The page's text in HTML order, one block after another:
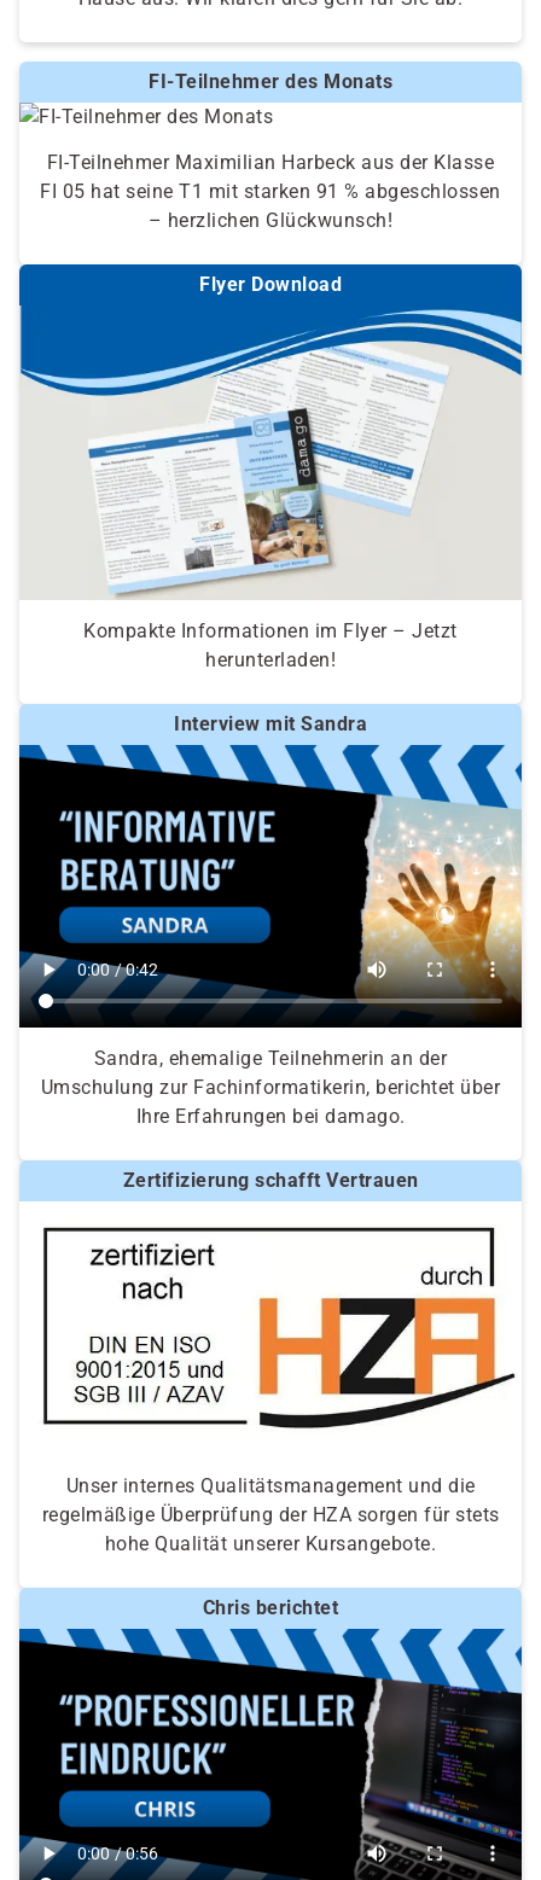
FI-Teilnehmer des Monats
FI-Teilnehmer Maximilian Harbeck aus der Klasse
FI 05 hat seine T1 mit starken 91 % abgeschlossen
– herzlichen Glückwunsch!
Flyer Download
Kompakte Informationen im Flyer – Jetzt
herunterladen!
Interview mit Sandra
Sandra, ehemalige Teilnehmerin an der
Umschulung zur Fachinformatikerin, berichtet über
Ihre Erfahrungen bei damago.
Zertifizierung schafft Vertrauen
Unser internes Qualitätsmanagement und die
regelmäßige Überprüfung der HZA sorgen für stets
hohe Qualität unserer Kursangebote.
Chris berichtet